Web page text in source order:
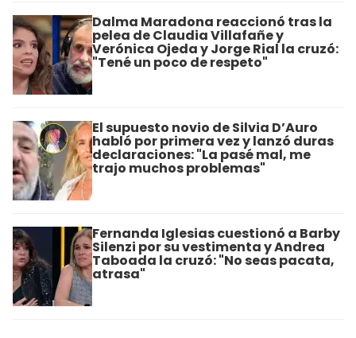
Dalma Maradona reaccionó tras la
pelea de Claudia Villafañe y
Verónica Ojeda y Jorge Rial la cruzó:
"Tené un poco de respeto"
El supuesto novio de Silvia D’Auro
habló por primera vez y lanzó duras
declaraciones: "La pasé mal, me
trajo muchos problemas"
Fernanda Iglesias cuestionó a Barby
Silenzi por su vestimenta y Andrea
Taboada la cruzó: "No seas pacata,
atrasa"